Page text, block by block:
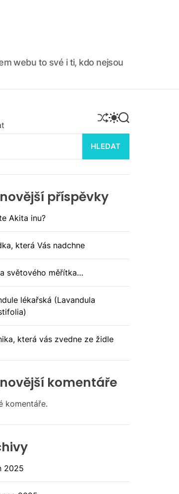
webu to své i ti, kdo nejsou
S
H
U
F
F
L
S
W
I
T
C
H
O
D
S
E
A
R
C
H
HLEDAT
příspěvky
Akita inu?
která Vás nadchne
světového měřítka…
lékařská (Lavandula
která vás zvedne ze židle
komentáře
komentáře.
2025